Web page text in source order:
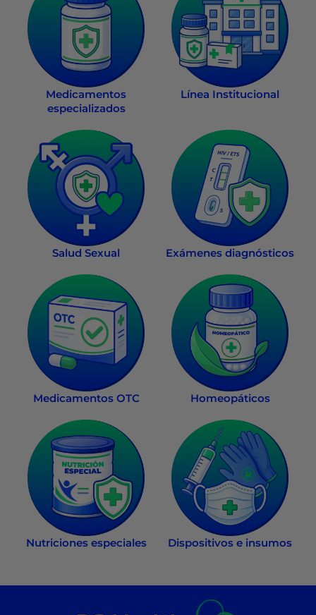
Medicamentos
especializados
Línea Institucional
Salud Sexual Exámenes diagnósticos
Medicamentos OTC Homeopáticos
Nutriciones especiales Dispositivos e insumos